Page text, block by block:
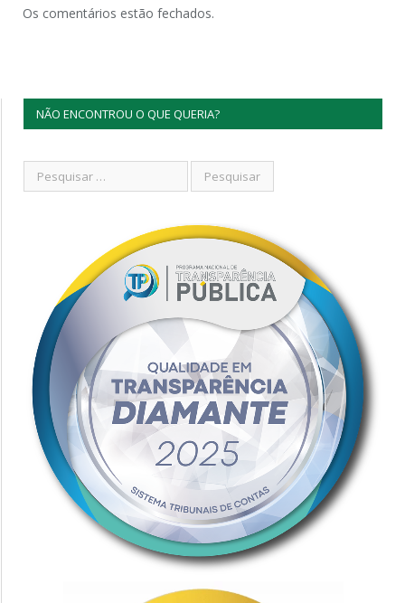
Os comentários estão fechados.
NÃO ENCONTROU O QUE QUERIA?